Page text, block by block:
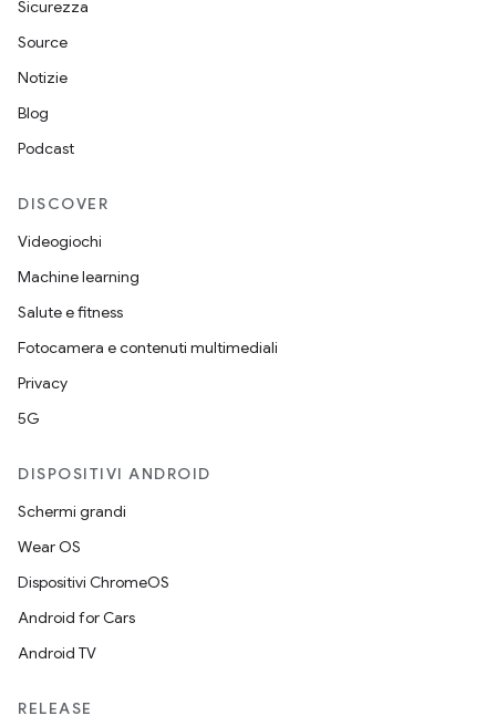
Sicurezza
Source
Notizie
Blog
Podcast
DISCOVER
Videogiochi
Machine learning
Salute e fitness
Fotocamera e contenuti multimediali
Privacy
5G
DISPOSITIVI ANDROID
Schermi grandi
Wear OS
Dispositivi ChromeOS
Android for Cars
Android TV
RELEASE